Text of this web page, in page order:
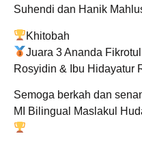
Suhendi dan Hanik
Khitobah
Juara 3 Ananda
Rosyidin & Ibu Hidayatur
Semoga berkah dan
MI Bilingual Maslakul